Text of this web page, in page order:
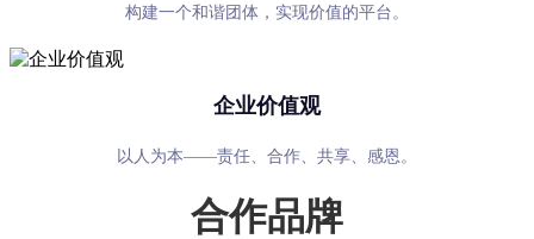
构建一个和谐团体，实现价值的平台。
企业价值观
以人为本——责任、合作、共享、感恩。
合作品牌